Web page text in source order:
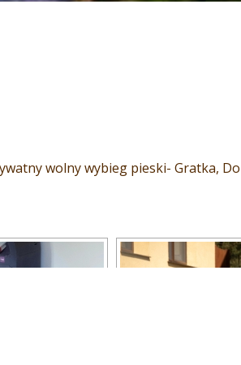
wolny wybieg pieski- Gratka,